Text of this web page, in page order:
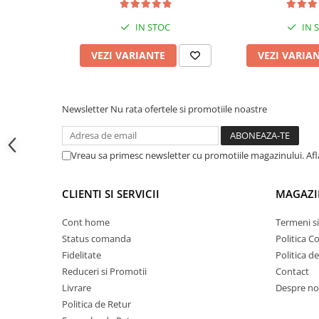
Proiectoare suplimentare, Camion,
Proiectoare Full LED
Proiectoare Halogen plus LED
Accesorii Goarne Pneumatice
Autocolante reflectorizante si
fluorescente
Avertizare sonora
de Avertizare
Goarne si trompete cu aer
Benzi si placi reflectorizante
Girofaruri auto si camion
Goarne / Trompete Pneumatice
Kituri Instalare Goarne
Pneumatice
IN STOC
VEZI VARIANTE
IN
VEZI
Newsletter Nu rata ofertele si promotiile noastre
Vreau sa primesc newsletter cu promotiile magazinului.
CLIENTI SI SERVICII
Cont home
Status comanda
Fidelitate
Reduceri si Promotii
Livrare
Politica de Retur
Termeni
Politica
Politica
Contact
Despre